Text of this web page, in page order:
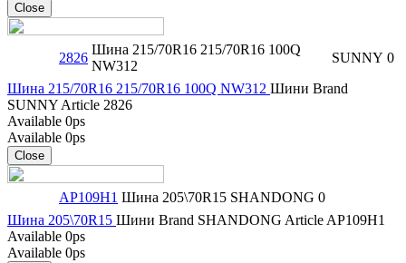
Close
2826
Шина 215/70R16 215/70R16 100Q
NW312
SUNNY 0
Шина 215/70R16 215/70R16 100Q NW312 Шини Brand
SUNNY Article 2826
Available 0ps
Available 0ps
Close
AP109H1 Шина 205\70R15 SHANDONG 0
Шина 205\70R15 Шини Brand SHANDONG Article AP109H1
Available 0ps
Available 0ps